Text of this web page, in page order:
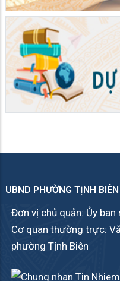
UBND PHƯỜNG TỊNH BIÊN
Đơn vị chủ quản: Ủy
Cơ quan thường trực:
phường Tịnh Biên